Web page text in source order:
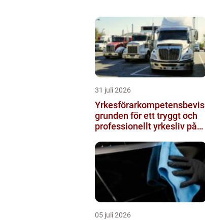
31 juli 2026
Yrkesförarkompetensbevis
grunden för ett tryggt och
professionellt yrkesliv på
05 juli 2026